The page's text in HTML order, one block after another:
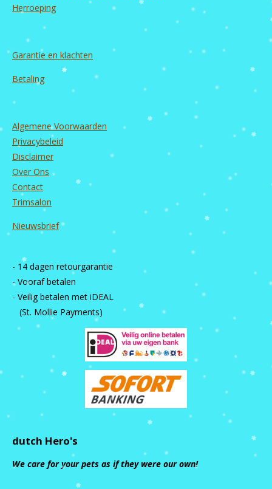
Herroeping
Garantie en klachten
Betaling
Algemene Voorwaarden
Privacybeleid
Disclaimer
Over Ons
Contact
Trimsalon
Nieuwsbrief
- 14 dagen retourgarantie
- Vooraf betalen
- Veilig betalen met iDEAL
(St. Mollie Payments)
dutch Hero's
We care for your pets as if they were our own!